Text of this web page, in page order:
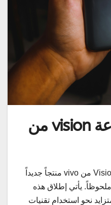
مقدمة عن سماعة vision من
تُعتبر سماعة الواقع المعزز Vision من vivo منتجاً جديداً
يأتي إطلاق هذه
نحو استخدام تقنيات